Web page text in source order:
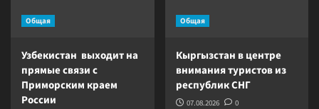
Общая
Узбекистан выходит на
прямые связи с
Приморским краем
России
Общая
Кыргызстан в центре
внимания туристов из
республик СНГ
07.08.2026 0